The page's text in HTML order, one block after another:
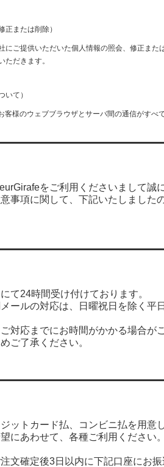
正または削除）
にご提供いただいた個人情報の照会、修正ま
ただきます。
いて）
客様のウェブブラウザとサーバ間の通信がすべ
をご利用くださいまして誠
事項に関して、下記いたしました
て24時間受け付けております。
ールの対応は、日曜祝日を除く平
対応までにお時間がかかる場合が
ご了承ください。
ットカード払、コンビニ払を用意
にあわせて、各種ご利用ください。
文確定後3日以内に下記口座にお振